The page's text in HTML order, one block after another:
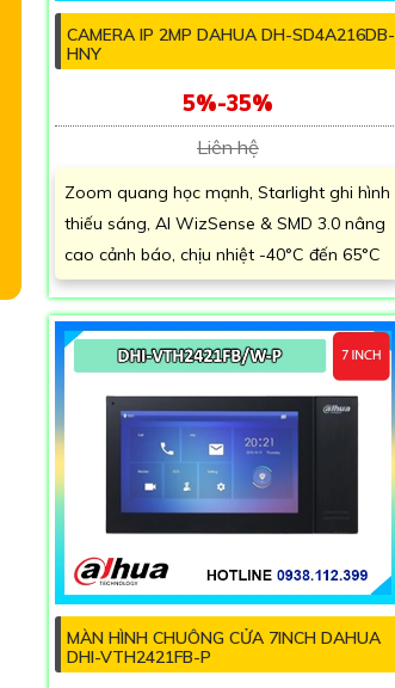
CAMERA IP 2MP DAHUA DH-SD4A216DB-
HNY
5%-35%
Liên hệ
Zoom quang học mạnh, Starlight ghi hình
thiếu sáng, AI WizSense & SMD 3.0 nâng
cao cảnh báo, chịu nhiệt -40°C đến 65°C
MÀN HÌNH CHUÔNG CỬA 7INCH DAHUA
DHI-VTH2421FB-P